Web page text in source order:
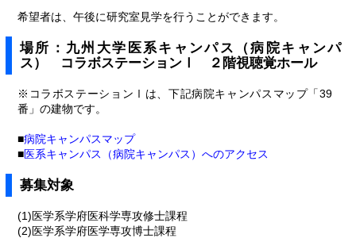
希望者は、午後に研究室見学を行うことができます。
場所：九州大学医系キャンパス（病院キャンパ
ス） コラボステーションⅠ ２階視聴覚ホール
※コラボステーションⅠは、下記病院キャンパスマップ「39
番」の建物です。
■病院キャンパスマップ
■医系キャンパス（病院キャンパス）へのアクセス
募集対象
(1)医学系学府医科学専攻修士課程
(2)医学系学府医学専攻博士課程